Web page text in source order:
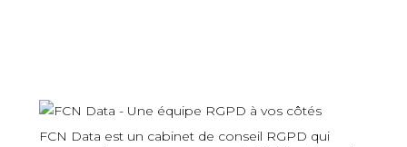
FCN Data est un cabinet de conseil RGPD qui